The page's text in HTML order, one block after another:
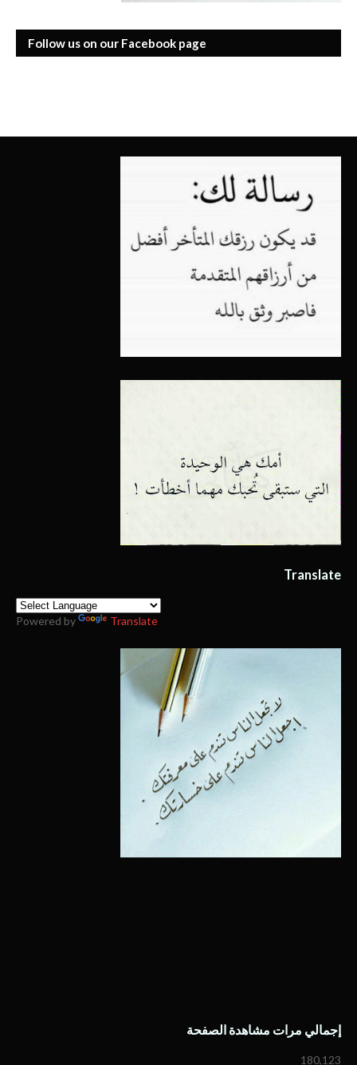
Follow us on our Facebook page
Translate
Powered by Translate
إجمالي مرات مشاهدة الصفحة
180,123